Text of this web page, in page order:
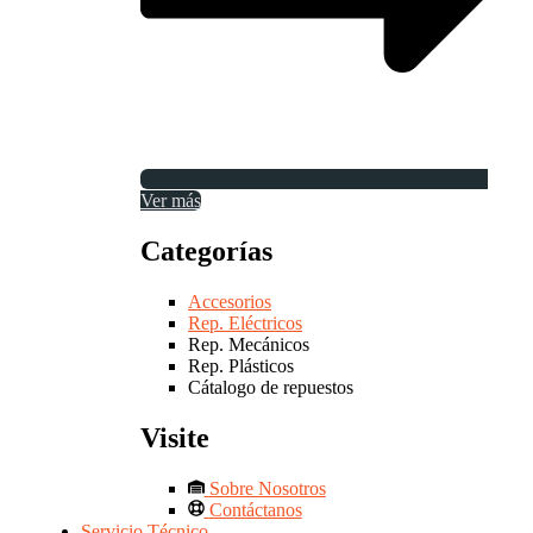
Ver más
Categorías
Accesorios
Rep. Eléctricos
Rep. Mecánicos
Rep. Plásticos
Cátalogo de repuestos
Visite
Sobre Nosotros
Contáctanos